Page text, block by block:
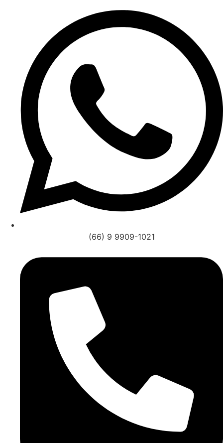
(66) 9 9909-1021